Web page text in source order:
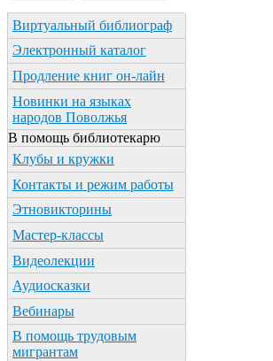
Виртуальный библиограф
Электронный каталог
Продление книг он-лайн
Новинки на языках
народов Поволжья
В помощь библиотекарю
Клубы и кружки
Контакты и режим работы
Этновикторины
Мастер-классы
Видеолекции
Аудиосказки
Вебинары
В помощь трудовым
мигрантам